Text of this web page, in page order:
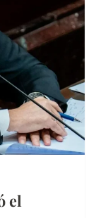
el